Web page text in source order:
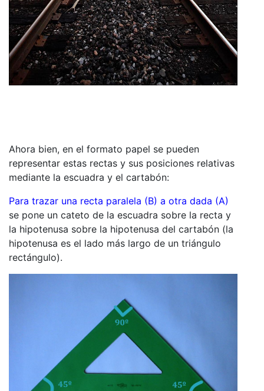
Ahora bien, en el formato papel se pueden
representar estas rectas y sus posiciones relativas
mediante la escuadra y el cartabón:
Para trazar una recta paralela (B) a otra dada (A)
se pone un cateto de la escuadra sobre la recta y
la hipotenusa sobre la hipotenusa del cartabón (la
hipotenusa es el lado más largo de un triángulo
rectángulo).